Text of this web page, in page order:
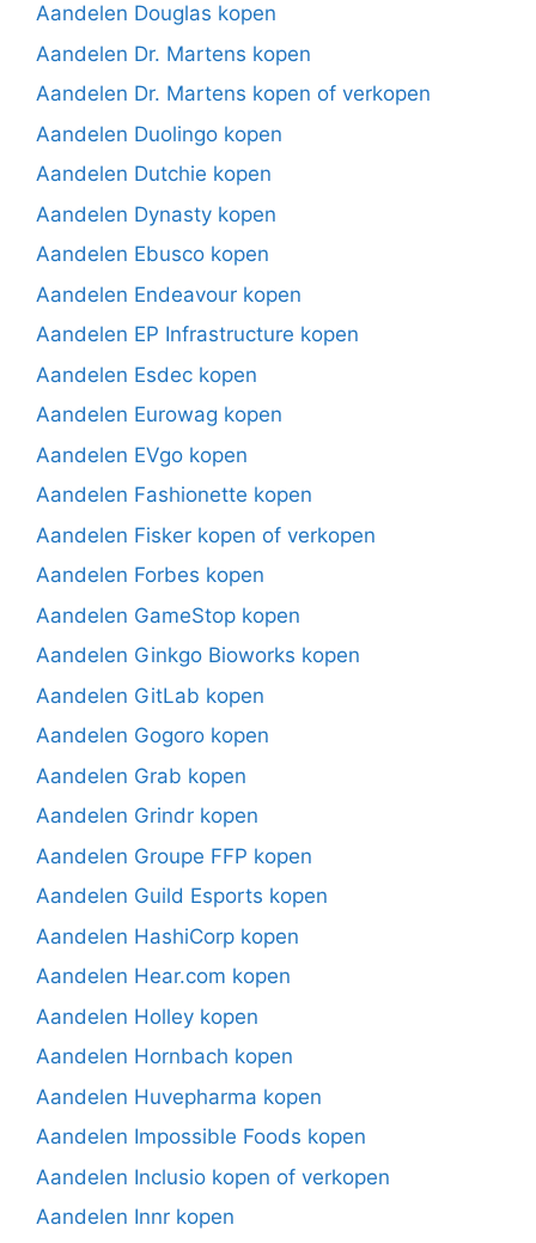
Aandelen Douglas kopen
Aandelen Dr. Martens kopen
Aandelen Dr. Martens kopen of verkopen
Aandelen Duolingo kopen
Aandelen Dutchie kopen
Aandelen Dynasty kopen
Aandelen Ebusco kopen
Aandelen Endeavour kopen
Aandelen EP Infrastructure kopen
Aandelen Esdec kopen
Aandelen Eurowag kopen
Aandelen EVgo kopen
Aandelen Fashionette kopen
Aandelen Fisker kopen of verkopen
Aandelen Forbes kopen
Aandelen GameStop kopen
Aandelen Ginkgo Bioworks kopen
Aandelen GitLab kopen
Aandelen Gogoro kopen
Aandelen Grab kopen
Aandelen Grindr kopen
Aandelen Groupe FFP kopen
Aandelen Guild Esports kopen
Aandelen HashiCorp kopen
Aandelen Hear.com kopen
Aandelen Holley kopen
Aandelen Hornbach kopen
Aandelen Huvepharma kopen
Aandelen Impossible Foods kopen
Aandelen Inclusio kopen of verkopen
Aandelen Innr kopen